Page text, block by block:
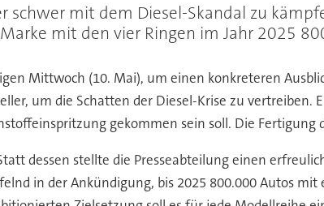
schwer mit dem Diesel-Skandal zu
mit den vier Ringen im Jahr 2025
Mittwoch (10. Mai), um einen konkreteren
um die Schatten der Diesel-Krise zu vertreiben.
gekommen sein soll. Die Fertigung
dessen stellte die Presseabteilung einen
in der Ankündigung, bis 2025 800.000 Autos